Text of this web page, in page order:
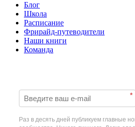
Блог
Школа
Расписание
Фрирайд-путеводители
Наши книги
Команда
*
Раз в десять дней публикуем главные